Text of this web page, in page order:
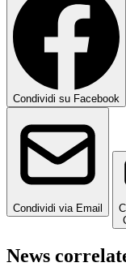
Condividi su Facebook
Condividi via Email
News